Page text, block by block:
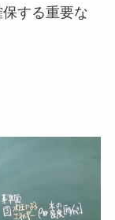
する重要な